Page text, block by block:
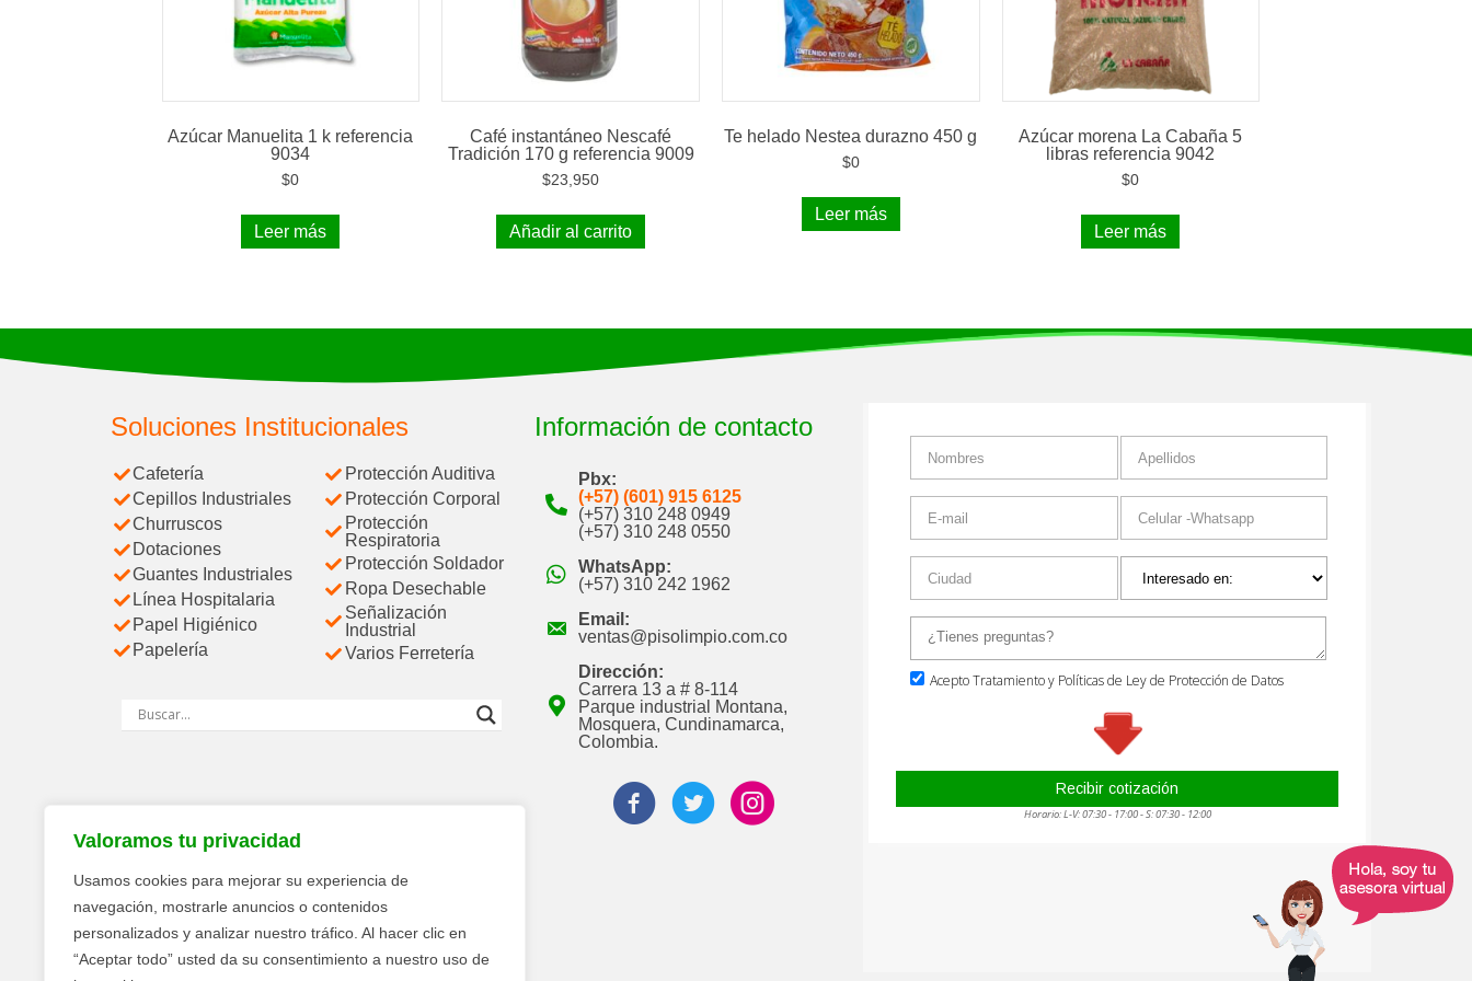
Valoramos tu privacidad
Usamos cookies para mejorar su experiencia de
navegación, mostrarle anuncios o contenidos
personalizados y analizar nuestro tráfico. Al hacer clic en
“Aceptar todo” usted da su consentimiento a nuestro uso de
Azúcar Manuelita 1 k referencia
9034
$0
Leer más
Café instantáneo Nescafé
Tradición 170 g referencia 9009
$23,950
Añadir al carrito
Te helado Nestea durazno 450 g
$0
Leer más
Azúcar morena La Cabaña 5
libras referencia 9042
$0
Leer más
Soluciones Institucionales
Cafetería
Cepillos Industriales
Churruscos
Dotaciones
Guantes Industriales
Línea Hospitalaria
Papel Higiénico
Papelería
Protección Auditiva
Protección Corporal
Protección
Respiratoria
Protección Soldador
Ropa Desechable
Señalización
Industrial
Varios Ferretería
Información de contacto
Pbx:
(+57) (601) 915 6125
(+57) 310 248 0949
(+57) 310 248 0550
WhatsApp:
(+57) 310 242 1962
Email:
ventas@pisolimpio.com.co
Dirección:
Carrera 13 a # 8-114
Parque industrial Montana,
Mosquera, Cundinamarca,
Colombia.